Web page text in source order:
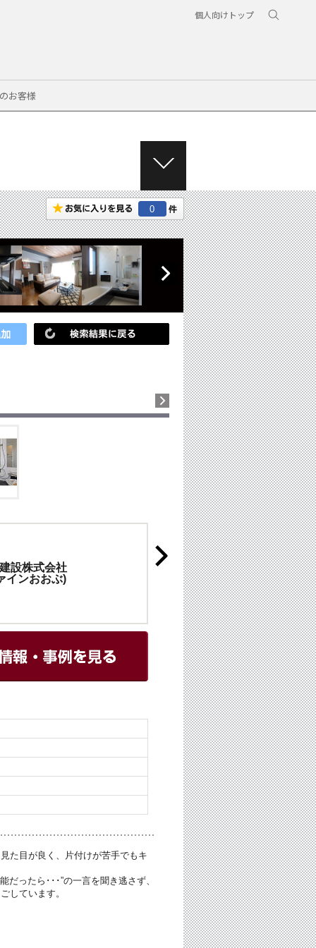
個人向けトップ
お客様
E
N 0
設株式会社
インおおぶ)
た目が良く、片付けが苦手でもキ
ったら･･･”の一言を聞き逃さず、
しています。